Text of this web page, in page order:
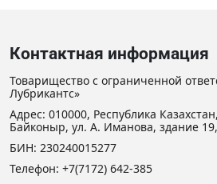
Контактная информация
Товарищество с ограниченной
Лубрикантс»
Адрес: 010000, Республика
Байконыр, ул. А. Иманова, здание
БИН: 230240015277
Телефон: +7(7172) 642-385